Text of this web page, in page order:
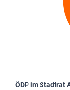
ÖDP im Stadtrat